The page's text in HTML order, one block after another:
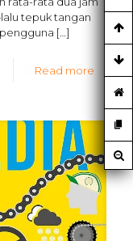
tepuk tangan
[…]
Read more